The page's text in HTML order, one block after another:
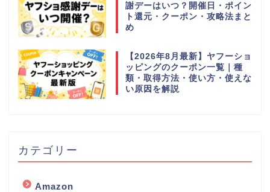
謝デーはいつ？開催日・ポイン
ト還元・クーポン・攻略法まと
め
【2026年8月最新】ヤフーショ
ッピングのクーポン一覧｜種
類・取得方法・使い方・使えな
い原因を解説
カテゴリー
Amazon